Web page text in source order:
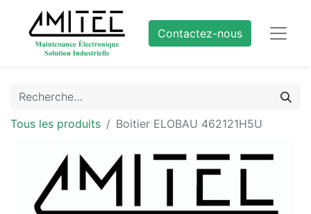
Contactez-nous
Tous les produits Boitier ELOBAU 462121H5U